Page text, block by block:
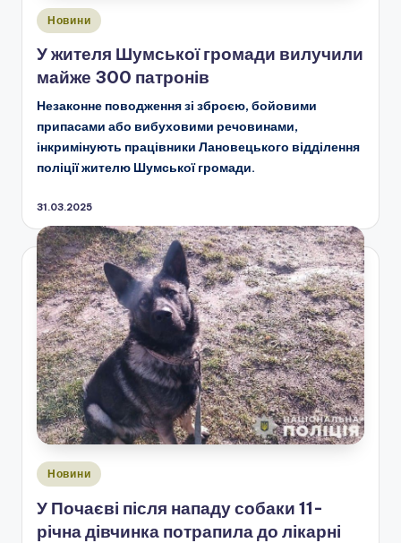
Опубліковано
Новини
У жителя Шумської громади вилучили
майже 300 патронів
Незаконне поводження зі зброєю, бойовими
припасами або вибуховими речовинами,
інкримінують працівники Лановецького відділення
поліції жителю Шумської громади.
31.03.2025
Опубліковано
Новини
У Почаєві після нападу собаки 11-
річна дівчинка потрапила до лікарні